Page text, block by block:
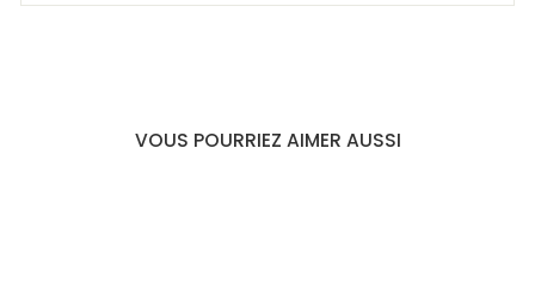
VOUS POURRIEZ AIMER AUSSI